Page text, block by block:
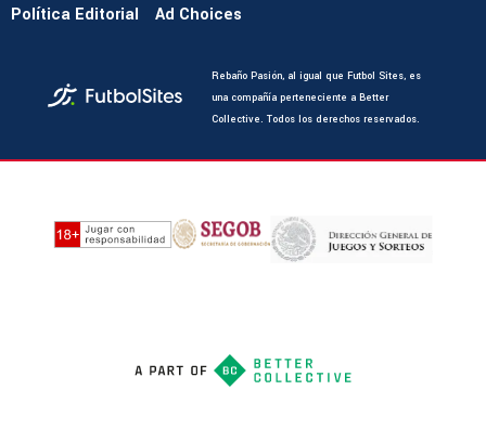
Política Editorial
Ad Choices
Rebaño Pasión, al igual que Futbol Sites, es
una compañía perteneciente a Better
Collective. Todos los derechos reservados.